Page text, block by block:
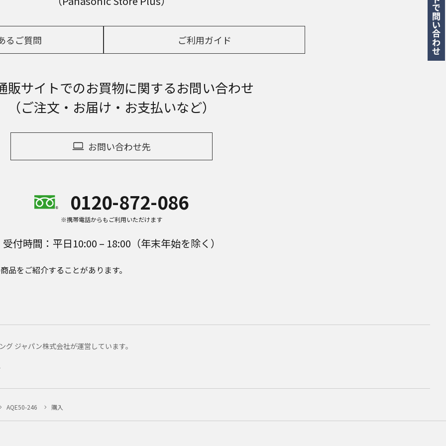
るご質問 ご利用ガイド
販サイトでのお買物に関するお問い合わせ
（ご注文・お届け・お支払いなど）
お問い合わせ先
0120-872-086
※携帯電話からもご利用いただけます
受付時間：平日10:00 – 18:00（年末年始を除く）
品をご紹介することがあります。
ジャパン株式会社が運営しています。
AQE50-246 購入